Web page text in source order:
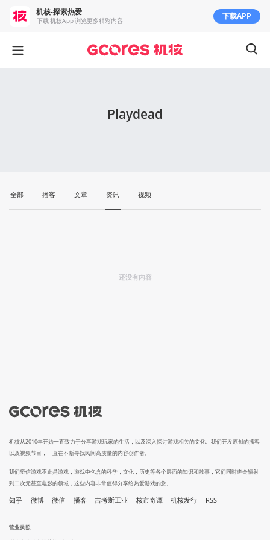
Playdead
全部 播客 文章 资讯 视频
还没有内容
机核从2010年开始一直致力于分享游戏玩家的生活，以及深入探讨游戏相关的文化。我们开发原创的播客
以及视频节目，一直在不断寻找民间高质量的内容创作者。
我们坚信游戏不止是游戏，游戏中包含的科学，文化，历史等各个层面的知识和故事，它们同时也会辐射
到二次元甚至电影的领域，这些内容非常值得分享给热爱游戏的您。
知乎 微博 微信 播客 吉考斯工业 核市奇谭 机核发行 RSS
营业执照
机核-探索热爱
下载 机核App 浏览更多精彩内容 下载APP